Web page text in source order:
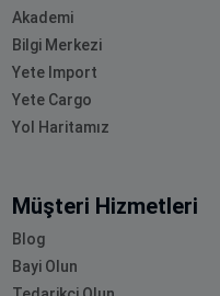
Akademi
Bilgi Merkezi
Yete Import
Yete Cargo
Yol Haritamız
Müşteri Hizmetleri
Blog
Bayi Olun